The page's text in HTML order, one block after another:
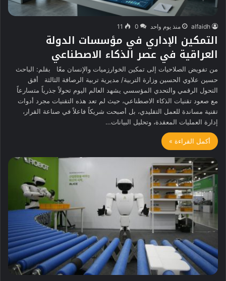
alfaidh منذ يوم واحد 0
11
التمكين الإداري في مؤسسات الدولة
العراقية في عصر الذكاء الاصطناعي
من تفويض الصلاحيات إلى تمكين الخوارزميات والإنسان معًا بقلم: الباحث
حسين علاوي الحسين وزارة التربية/ مديرية تربية الرصافة الثالثة أفق
التحول الرقمي والتحدي المؤسسي يشهد العالم اليوم تحولاً جذرياً متسارعاً
مع صعود تقنيات الذكاء الاصطناعي، حيث لم تعد هذه التقنيات مجرد أدوات
تقنية مساندة للعمل التقليدي، بل أصبحت شريكاً فاعلاً في صناعة القرار،
إدارة العمليات المعقدة، وتحليل البيانات…
أكمل القراءة »